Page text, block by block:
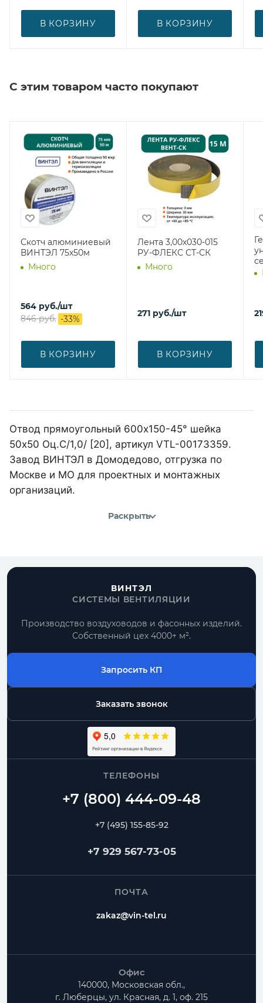
В КОРЗИНУ В КОРЗИНУ
С этим товаром часто покупают
Скотч алюминиевый
ВИНТЭЛ 75х50м
Много
564 руб./шт
846руб. -33%
В КОРЗИНУ
Лента 3,00х030-015
РУ-ФЛЕКС СТ-СК
Много
271 руб./шт
В КОРЗИНУ
Отвод прямоугольный 600х150-45° шейка
50х50 Оц.С/1,0/ [20], артикул VTL-00173359.
Завод ВИНТЭЛ в Домодедово, отгрузка по
Москве и МО для проектных и монтажных
организаций.
Раскрыть
ВИНТЭЛ
СИСТЕМЫ ВЕНТИЛЯЦИИ
Производство воздуховодов и фасонных изделий.
Собственный цех 4000+ м².
Запросить КП
Заказать звонок
ТЕЛЕФОНЫ
+7 (495) 155-85-92
+7 929 567-73-05
ПОЧТА
zakaz@vin-tel.ru
Офис
140000, Московская обл.,
г. Люберцы, ул. Красная, д. 1, оф. 215